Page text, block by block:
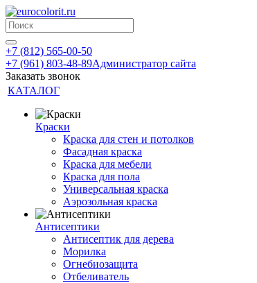
+7 (812) 565-00-50
+7 (961) 803-48-89Администратор сайта
Заказать звонок
КАТАЛОГ
Краски
Краска для стен и потолков
Фасадная краска
Краска для мебели
Краска для пола
Универсальная краска
Аэрозольная краска
Антисептики
Антисептик для дерева
Морилка
Огнебиозащита
Отбеливатель